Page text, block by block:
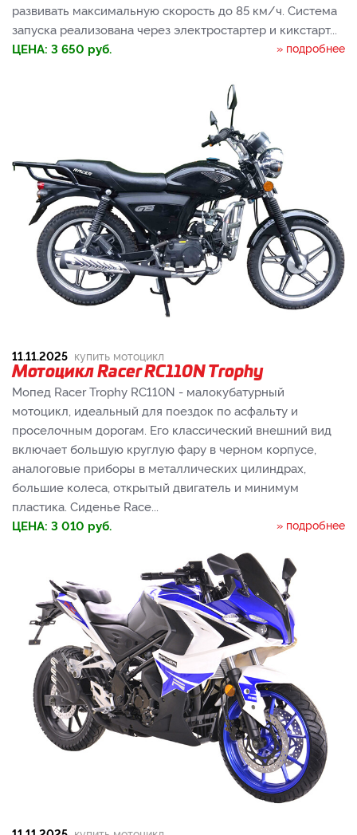
развивать максимальную скорость до 85 км/ч. Система
запуска реализована через электростартер и кикстарт...
ЦЕНА: 3 650 руб. » подробнее
11.11.2025 купить мотоцикл
Мотоцикл Racer RC110N Trophy
Мопед Racer Trophy RC110N - малокубатурный
мотоцикл, идеальный для поездок по асфальту и
проселочным дорогам. Его классический внешний вид
включает большую круглую фару в черном корпусе,
аналоговые приборы в металлических цилиндрах,
большие колеса, открытый двигатель и минимум
пластика. Сиденье Race...
ЦЕНА: 3 010 руб. » подробнее